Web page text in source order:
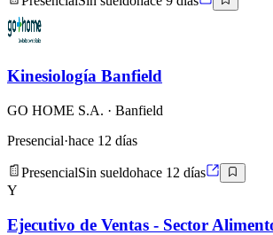
Kinesiología Banfield
GO HOME S.A. · Banfield
Presencial·hace 12 días
PresencialSin sueldohace 12 días
Y
Ejecutivo de Ventas - Sector